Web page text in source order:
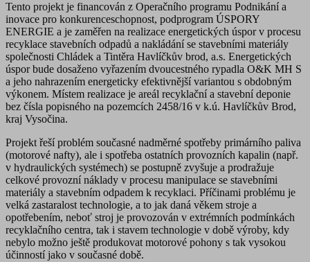
Tento projekt je financován z Operačního programu Podnikání a
inovace pro konkurenceschopnost, podprogram ÚSPORY
ENERGIE a je zaměřen na realizace energetických úspor v procesu
recyklace stavebních odpadů a nakládání se stavebními materiály
společnosti Chládek a Tintěra Havlíčkův brod, a.s. Energetických
úspor bude dosaženo vyřazením dvoucestného rypadla O&K MH S
a jeho nahrazením energeticky efektivnější variantou s obdobným
výkonem. Místem realizace je areál recyklační a stavební deponie
bez čísla popisného na pozemcích 2458/16 v k.ú. Havlíčkův Brod,
kraj Vysočina.
Projekt řeší problém současné nadměrné spotřeby primárního paliva
(motorové nafty), ale i spotřeba ostatních provozních kapalin (např.
v hydraulických systémech) se postupně zvyšuje a prodražuje
celkové provozní náklady v procesu manipulace se stavebními
materiály a stavebním odpadem k recyklaci. Příčinami problému je
velká zastaralost technologie, a to jak daná věkem stroje a
opotřebením, neboť stroj je provozován v extrémních podmínkách
recyklačního centra, tak i stavem technologie v době výroby, kdy
nebylo možno ještě produkovat motorové pohony s tak vysokou
účinností jako v současné době.